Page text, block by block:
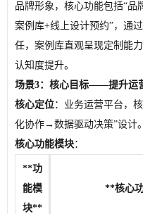
品牌形象，核心功能包括“品
案例库+线上设计预约”，通
任，案例库直观呈现定制能
认知度提升。
场景3：核心目标——提升运
核心定位：业务运营平台，
化协作→数据驱动决策”设计。
核心功能模块：
**功
能模
块**
**核心